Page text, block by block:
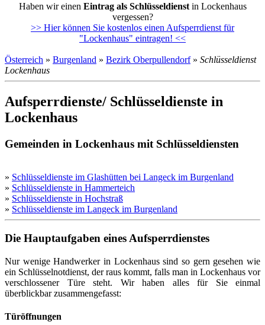
Haben wir einen Eintrag als Schlüsseldienstin Lockenhaus
vergessen?
>> Hier können Sie kostenlos einen Aufsperrdienst für
"Lockenhaus" eintragen! <<
Österreich » Burgenland » Bezirk Oberpullendorf» Schlüsseldienst
Lockenhaus
Aufsperrdienste/ Schlüsseldienste in
Lockenhaus
Gemeinden in Lockenhaus mit Schlüsseldiensten
» Schlüsseldienste im Glashütten bei Langeck im Burgenland
» Schlüsseldienste in Hammerteich
» Schlüsseldienste in Hochstraß
» Schlüsseldienste im Langeck im Burgenland
Die Hauptaufgaben eines Aufsperrdienstes
Nur wenige Handwerker in Lockenhaus sind so gern gesehen wie
ein Schlüsselnotdienst, der raus kommt, falls man in Lockenhaus vor
verschlossener Türe steht. Wir haben alles für Sie einmal
überblickbar zusammengefasst:
Türöffnungen